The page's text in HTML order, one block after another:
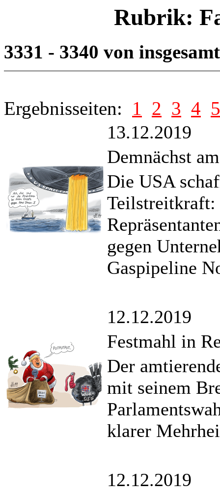
Rubrik:
3331 - 3340 von
Ergebnisseiten: 1 2 3 4 5
13.12.2019
Demnächst
Die USA
Teilstreitkraft:
gegen
Gaspipeline
12.12.2019
Festmahl in
Der
mit seinem
klarer
12.12.2019